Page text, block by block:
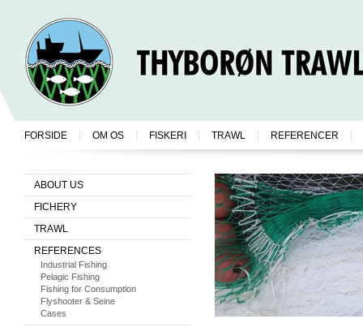
FORSIDE OM OS FISKERI TRAWL REFERENCER
ABOUT US
FICHERY
TRAWL
REFERENCES
Industrial Fishing
Pelagic Fishing
Fishing for Consumption
Flyshooter & Seine
Cases